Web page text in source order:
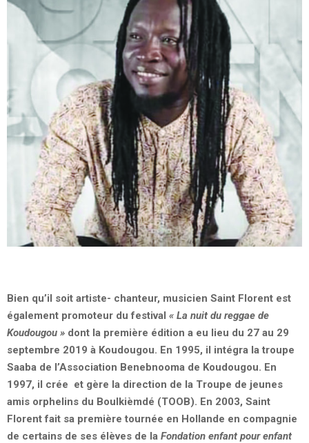
Bien qu’il soit artiste- chanteur, musicien Saint Florent est
également promoteur du festival « La nuit du reggae de
Koudougou » dont la première édition a eu lieu du 27 au 29
septembre 2019 à Koudougou. En 1995, il intégra la troupe
Saaba de l’Association Benebnooma de Koudougou. En
1997, il crée et gère la direction de la Troupe de jeunes
amis orphelins du Boulkièmdé (TOOB). En 2003, Saint
Florent fait sa première tournée en Hollande en compagnie
de certains de ses élèves de la Fondation enfant pour enfant